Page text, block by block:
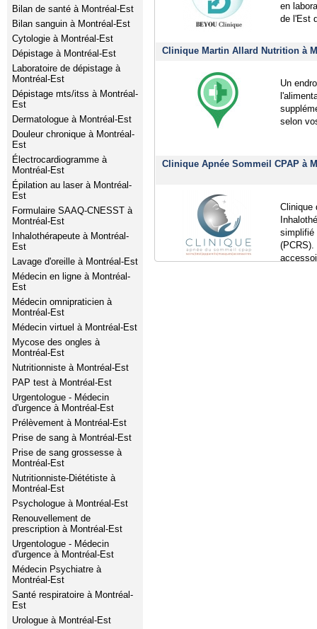
Bilan de santé à Montréal-Est
Bilan sanguin à Montréal-Est
Cytologie à Montréal-Est
Dépistage à Montréal-Est
Laboratoire de dépistage à
Montréal-Est
Dépistage mts/itss à Montréal-
Est
Dermatologue à Montréal-Est
Douleur chronique à Montréal-
Est
Électrocardiogramme à
Montréal-Est
Épilation au laser à Montréal-
Est
Formulaire SAAQ-CNESST à
Montréal-Est
Inhalothérapeute à Montréal-
Est
Lavage d'oreille à Montréal-Est
Médecin en ligne à Montréal-
Est
Médecin omnipraticien à
Montréal-Est
Médecin virtuel à Montréal-Est
Mycose des ongles à
Montréal-Est
Nutritionniste à Montréal-Est
PAP test à Montréal-Est
Urgentologue - Médecin
d'urgence à Montréal-Est
Prélèvement à Montréal-Est
Prise de sang à Montréal-Est
Prise de sang grossesse à
Montréal-Est
Nutritionniste-Diététiste à
Montréal-Est
Psychologue à Montréal-Est
Renouvellement de
prescription à Montréal-Est
Urgentologue - Médecin
d'urgence à Montréal-Est
Médecin Psychiatre à
Montréal-Est
Santé respiratoire à Montréal-
Est
Urologue à Montréal-Est
en
de l'Est
Clinique Martin Allard Nutrition à
Un
selon
Clinique Apnée Sommeil CPAP à
Clinique
simplifié
(PCRS).